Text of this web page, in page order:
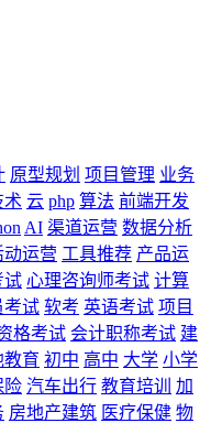
原型规划 项目管理 业务
术 云 php 算法 前端开发
AI 渠道运营 数据分析
动运营 工具推荐 产品运
试 心理咨询师考试 计算
考试 软考 英语考试 项目
格考试 会计职称考试 建
教育 初中 高中 大学 小学
险 汽车出行 教育培训
加
房地产建筑 医疗保健 物